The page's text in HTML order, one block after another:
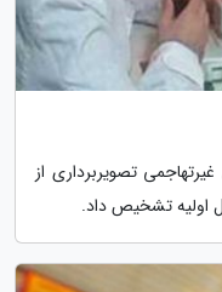
تصویربرداری از
اولیه تشخیص داد.